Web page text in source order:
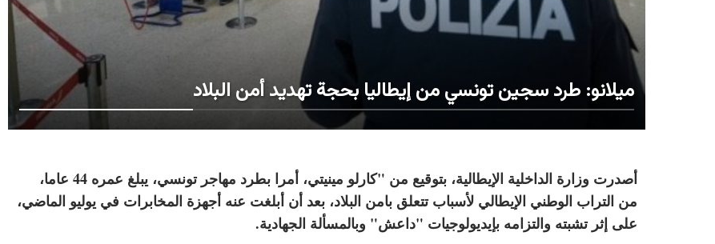
ميلانو: طرد سجين تونسي من إيطاليا بحجة تهديد أمن البلاد
أصدرت وزارة الداخلية الإيطالية، بتوقيع من "كارلو مينيتي، أمرا بطرد مهاجر تونسي، يبلغ عمره 44 عاما،
من التراب الوطني الإيطالي لأسباب تتعلق بامن البلاد، بعد أن أبلغت عنه أجهزة المخابرات في يوليو الماضي،
على إثر تشبته والتزامه بإيديولوجيات "داعش" وبالمسألة الجهادية.